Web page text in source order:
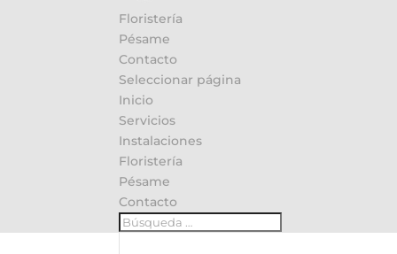
Floristería
Pésame
Contacto
Seleccionar página
Inicio
Servicios
Instalaciones
Floristería
Pésame
Contacto